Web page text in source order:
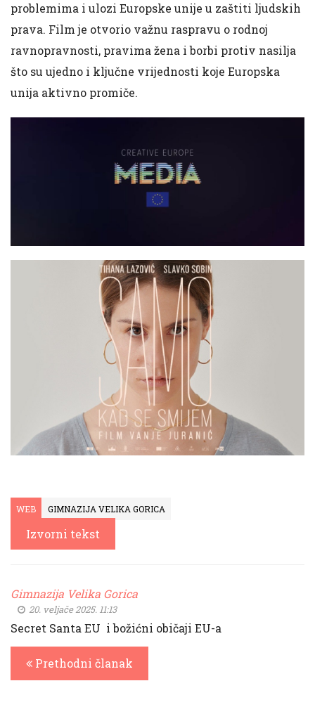
problemima i ulozi Europske unije u zaštiti ljudskih
prava. Film je otvorio važnu raspravu o rodnoj
ravnopravnosti, pravima žena i borbi protiv nasilja
što su ujedno i ključne vrijednosti koje Europska
unija aktivno promiče.
WEB GIMNAZIJA VELIKA GORICA
Izvorni tekst
Gimnazija Velika Gorica
20. veljače 2025. 11:13
Secret Santa EU i božićni običaji EU-a
Prethodni članak